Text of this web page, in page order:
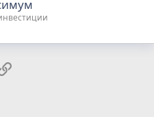
почта
Ссылка